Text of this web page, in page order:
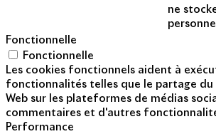
ne
Fonctionnelle
Fonctionnelle
Les cookies fonctionnels aident à
fonctionnalités telles que le partage du
Web sur les plateformes de médias
commentaires et d'autres
Performance